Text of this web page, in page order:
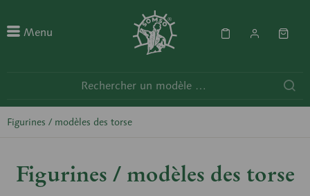
Menu
Figurines / modèles des torse
Figurines / modèles des torse